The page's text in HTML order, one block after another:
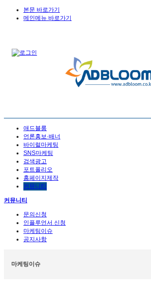
본문 바로가기
메인메뉴 바로가기
애드블룸
언론홍보·배너
바이럴마케팅
SNS마케팅
검색광고
포트폴리오
홈페이지제작
커뮤니티
커뮤니티
문의신청
인플루언서 신청
마케팅이슈
공지사항
마케팅이슈